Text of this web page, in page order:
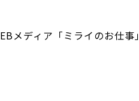
メディア「ミライのお仕事」